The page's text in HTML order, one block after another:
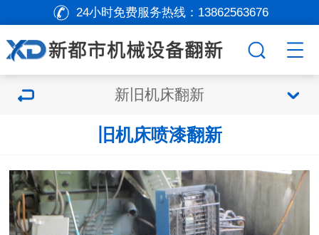
24小时免费服务热线： 13862563676
新旧机床翻新
旧机床喷漆翻新